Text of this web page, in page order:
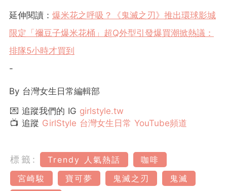
延伸閱讀： 爆米花之呼吸？《鬼滅之刃》推出環球影城
限定「禰豆子爆米花桶」超Q外型引發爆買潮掀熱議：
排隊5小時才買到
-
By 台灣女生日常編輯部
💌 追蹤我們的 IG girlstyle.tw
📺 追蹤 GirlStyle 台灣女生日常 YouTube頻道
標籤: Trendy 人氣熱話
咖啡
宮崎駿
寶可夢 鬼滅之刃
鬼滅